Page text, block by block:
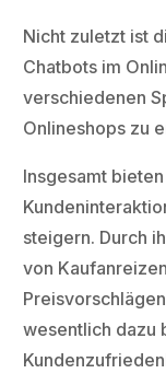
Nicht zuletzt ist
Chatbots im
verschiedenen
Onlineshops zu
Insgesamt
steigern. Durch
von
wesentlich dazu